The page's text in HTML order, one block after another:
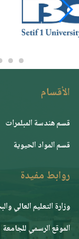
الأقسام
قسم هندسة المبلمرات
قسم المواد الحيوية
روابط مفيدة
وزارة التعليم العالي
الموقع الرسمي للجامعة